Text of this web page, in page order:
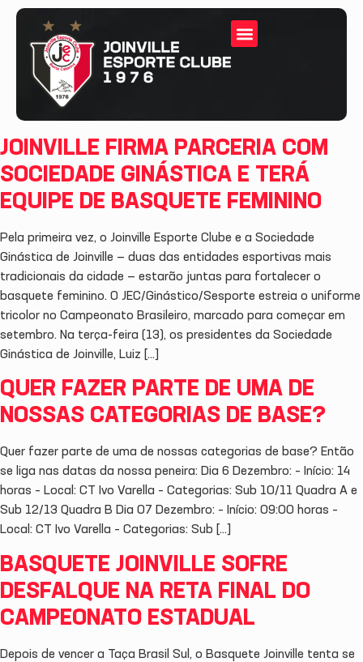
JOINVILLE FIRMA PARCERIA COM
SOCIEDADE GINÁSTICA E TERÁ
EQUIPE DE BASQUETE FEMININO
Pela primeira vez, o Joinville Esporte Clube e a Sociedade
Ginástica de Joinville — duas das entidades esportivas mais
tradicionais da cidade — estarão juntas para fortalecer o
basquete feminino. O JEC/Ginástico/Sesporte estreia o uniforme
tricolor no Campeonato Brasileiro, marcado para começar em
setembro. Na terça-feira (13), os presidentes da Sociedade
Ginástica de Joinville, Luiz […]
QUER FAZER PARTE DE UMA DE
NOSSAS CATEGORIAS DE BASE?
Quer fazer parte de uma de nossas categorias de base? Então
se liga nas datas da nossa peneira: Dia 6 Dezembro: – Início: 14
horas – Local: CT Ivo Varella – Categorias: Sub 10/11 Quadra A e
Sub 12/13 Quadra B Dia 07 Dezembro: – Início: 09:00 horas –
Local: CT Ivo Varella – Categorias: Sub […]
BASQUETE JOINVILLE SOFRE
DESFALQUE NA RETA FINAL DO
CAMPEONATO ESTADUAL
Depois de vencer a Taça Brasil Sul, o Basquete Joinville tenta se